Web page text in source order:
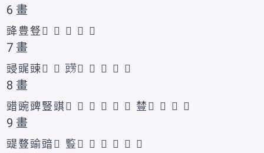
6 畫
䜶豊豋𧯥 𧯦 𧯨 𬤷 𰶛
7 畫
䜷䜸䜹𧯩 𧯫 鿲𧯪 𧯬 𮙓 𮙔 𰶜
8 畫
䜺豌豍豎𧯯𧯰 𧯱 𧯲 𧯭 𧯮 𧯳 𧯴𧯵 𧯶 𫎃 𰶝
9 畫
䜻䜼䜽䜾𧯺 䜿𧯷 𧯸 𧯹 𧯻 𮙕 𲂞